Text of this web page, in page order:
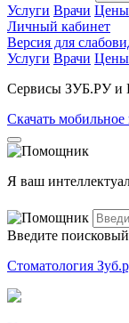
Услуги Врачи Цены
Личный кабинет
Версия для
Услуги Врачи Цены
Сервисы ЗУБ.РУ
Скачать мобильное
Я ваш
Введите
Стоматология